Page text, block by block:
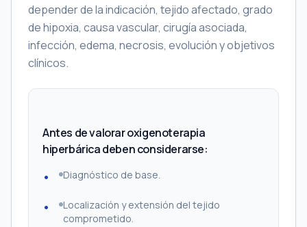
depender de la indicación, tejido afectado, grado
de hipoxia, causa vascular, cirugía asociada,
infección, edema, necrosis, evolución y objetivos
clínicos.
Antes de valorar oxigenoterapia
hiperbárica deben considerarse:
Diagnóstico de base.
Localización y extensión del tejido
comprometido.